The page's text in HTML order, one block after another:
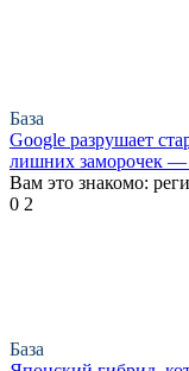
База
Google разрушает
лишних заморочек —
Вам это знакомо:
0 2
База